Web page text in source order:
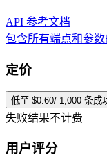
API 参考文档
包含所有端点和参
定价
低至 $0.60/ 1,000 条成
失败结果不计费
用户评分